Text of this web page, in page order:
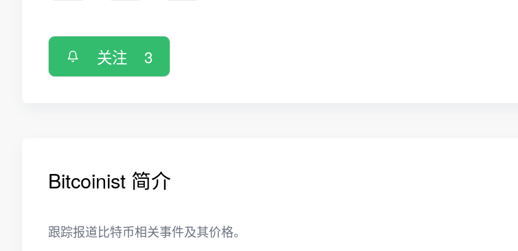
关注 3
Bitcoinist 简介
跟踪报道比特币相关事件及其价格。